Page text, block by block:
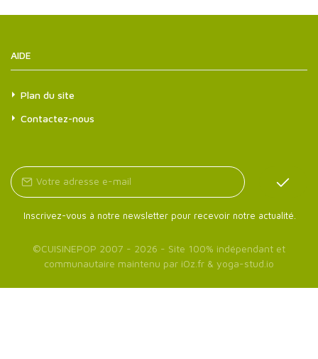
AIDE
Plan du site
Contactez-nous
Inscrivez-vous à notre newsletter pour recevoir notre actualité.
©CUISINEPOP 2007 - 2026 - Site 100% indépendant et
communautaire maintenu par iOz.fr & yoga-stud.io